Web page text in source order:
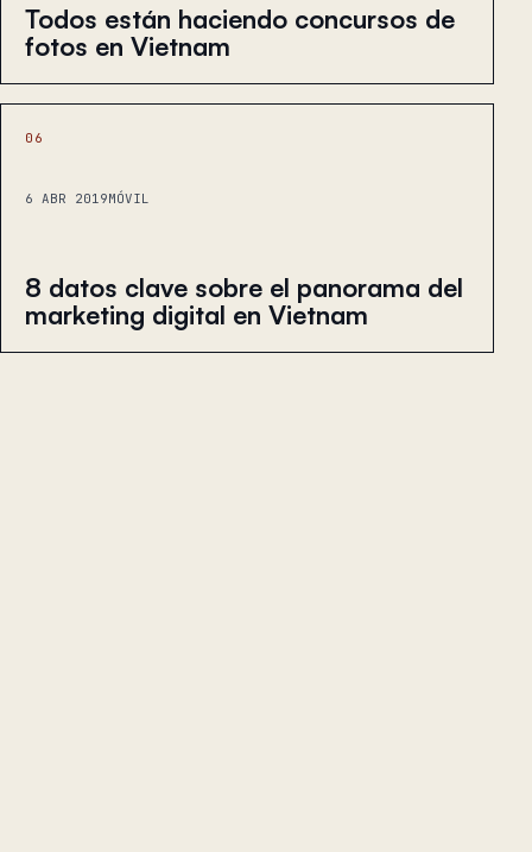
Todos están haciendo concursos de
fotos en Vietnam
06
6 ABR 2019MÓVIL
8 datos clave sobre el panorama del
marketing digital en Vietnam